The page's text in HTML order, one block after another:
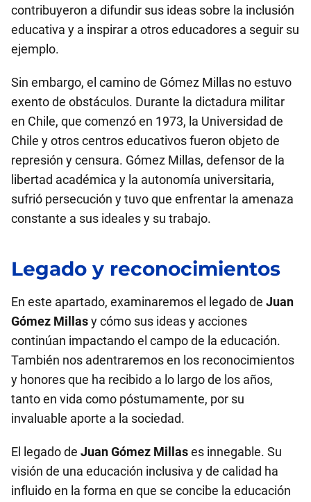
contribuyeron a difundir sus ideas sobre la inclusión
educativa y a inspirar a otros educadores a seguir su
ejemplo.
Sin embargo, el camino de Gómez Millas no estuvo
exento de obstáculos. Durante la dictadura militar
en Chile, que comenzó en 1973, la Universidad de
Chile y otros centros educativos fueron objeto de
represión y censura. Gómez Millas, defensor de la
libertad académica y la autonomía universitaria,
sufrió persecución y tuvo que enfrentar la amenaza
constante a sus ideales y su trabajo.
Legado y reconocimientos
En este apartado, examinaremos el legado de Juan
Gómez Millasy cómo sus ideas y acciones
continúan impactando el campo de la educación.
También nos adentraremos en los reconocimientos
y honores que ha recibido a lo largo de los años,
tanto en vida como póstumamente, por su
invaluable aporte a la sociedad.
El legado de Juan Gómez Millases innegable. Su
visión de una educación inclusiva y de calidad ha
influido en la forma en que se concibe la educación